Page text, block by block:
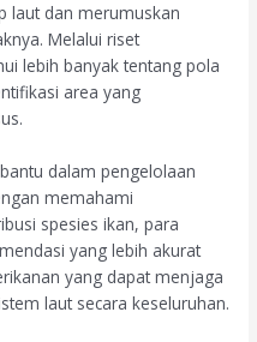
laut dan merumuskan
Melalui riset
lebih banyak tentang pola
area yang
dalam pengelolaan
memahami
spesies ikan, para
yang lebih akurat
yang dapat menjaga
laut secara keseluruhan.